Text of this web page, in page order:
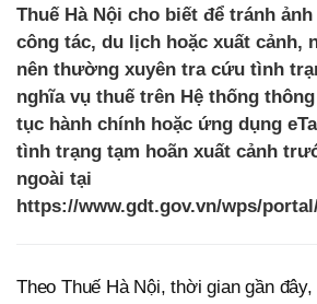
Thuế Hà Nội cho biết để tránh
công tác, du lịch hoặc xuất cảnh,
nên thường xuyên tra cứu tình
nghĩa vụ thuế trên Hệ thống
tục hành chính hoặc ứng dụng
tình trạng tạm hoãn xuất cảnh
ngoài tại
https://www.gdt.gov.vn/wps/
Theo Thuế Hà Nội, thời gian gần